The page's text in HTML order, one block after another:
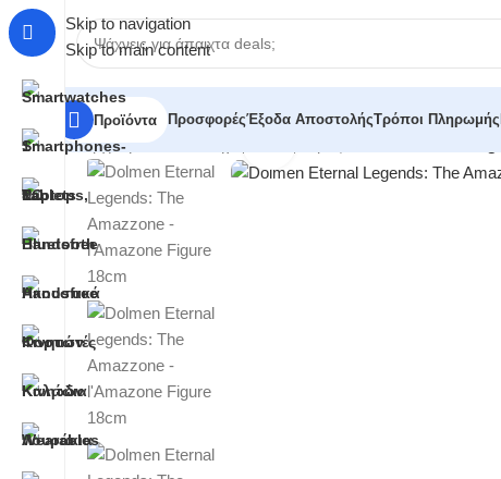
Skip to navigation
Skip to main content
Προϊόντα ΠροσφορέςΈξοδα ΑποστολήςΤρόποι Πληρωμής
Αρχική σελίδα